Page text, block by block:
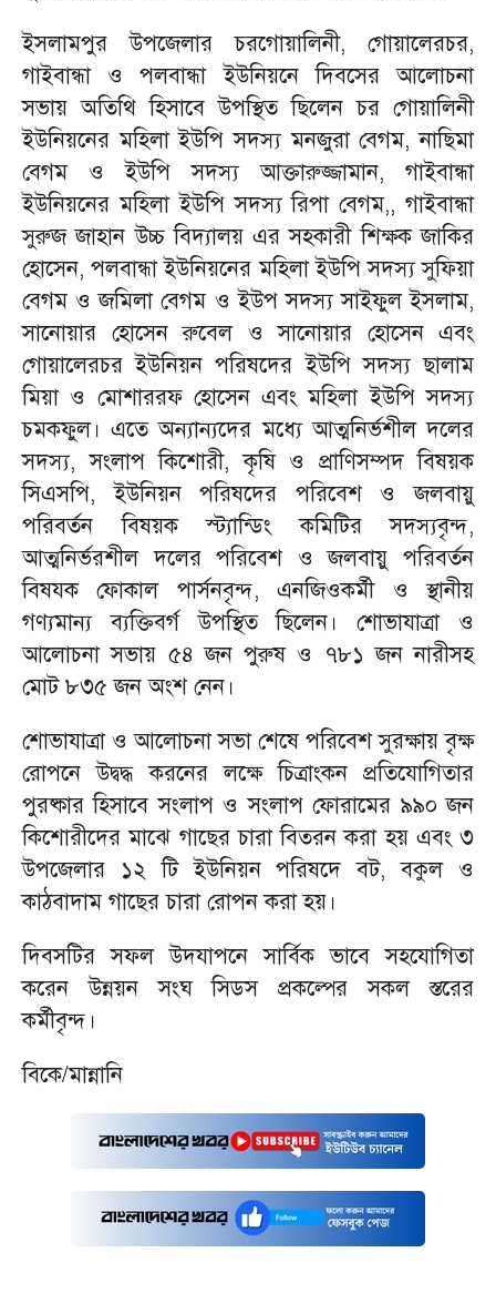
ইসলামপুর উপজেলার চরগোয়ালিনী, গোয়ালেরচর,
গাইবান্ধা ও পলবান্ধা ইউনিয়নে দিবসের আলোচনা
সভায় অতিথি হিসাবে উপস্থিত ছিলেন চর গোয়ালিনী
ইউনিয়নের মহিলা ইউপি সদস্য মনজুরা বেগম, নাছিমা
বেগম ও ইউপি সদস্য আক্তারুজ্জামান, গাইবান্ধা
ইউনিয়নের মহিলা ইউপি সদস্য রিপা বেগম,, গাইবান্ধা
সুরুজ জাহান উচ্চ বিদ্যালয় এর সহকারী শিক্ষক জাকির
হোসেন, পলবান্ধা ইউনিয়নের মহিলা ইউপি সদস্য সুফিয়া
বেগম ও জমিলা বেগম ও ইউপ সদস্য সাইফুল ইসলাম,
সানোয়ার হোসেন রুবেল ও সানোয়ার হোসেন এবং
গোয়ালেরচর ইউনিয়ন পরিষদের ইউপি সদস্য ছালাম
মিয়া ও মোশাররফ হোসেন এবং মহিলা ইউপি সদস্য
চমকফুল। এতে অন্যান্যদের মধ্যে আত্মনির্ভশীল দলের
সদস্য, সংলাপ কিশোরী, কৃষি ও প্রাণিসম্পদ বিষয়ক
সিএসপি, ইউনিয়ন পরিষদের পরিবেশ ও জলবায়ু
পরিবর্তন বিষয়ক স্ট্যান্ডিং কমিটির সদস্যবৃন্দ,
আত্মনির্ভরশীল দলের পরিবেশ ও জলবায়ু পরিবর্তন
বিষযক ফোকাল পার্সনবৃন্দ, এনজিওকর্মী ও স্থানীয়
গণ্যমান্য ব্যক্তিবর্গ উপস্থিত ছিলেন। শোভাযাত্রা ও
আলোচনা সভায় ৫৪ জন পুরুষ ও ৭৮১ জন নারীসহ
মোট ৮৩৫ জন অংশ নেন।
শোভাযাত্রা ও আলোচনা সভা শেষে পরিবেশ সুরক্ষায় বৃক্ষ
রোপনে উদ্বদ্ধ করনের লক্ষে চিত্রাংকন প্রতিযোগিতার
পুরষ্কার হিসাবে সংলাপ ও সংলাপ ফোরামের ৯৯০ জন
কিশোরীদের মাঝে গাছের চারা বিতরন করা হয় এবং ৩
উপজেলার ১২ টি ইউনিয়ন পরিষদে বট, বকুল ও
কাঠবাদাম গাছের চারা রোপন করা হয়।
দিবসটির সফল উদযাপনে সার্বিক ভাবে সহযোগিতা
করেন উন্নয়ন সংঘ সিডস প্রকল্পের সকল স্তরের
কর্মীবৃন্দ।
বিকে/মান্নানি